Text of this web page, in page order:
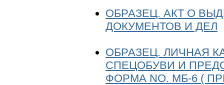
ОБРАЗЕЦ. АКТ О
ДОКУМЕНТОВ И ДЕЛ
ОБРАЗЕЦ. ЛИЧНАЯ
СПЕЦОБУВИ И
ФОРМА NО. МБ-6 (